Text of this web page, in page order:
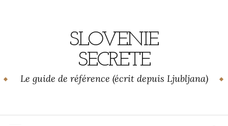
SLOVENIE
SECRETE
Le guide de référence (écrit depuis Ljubljana)